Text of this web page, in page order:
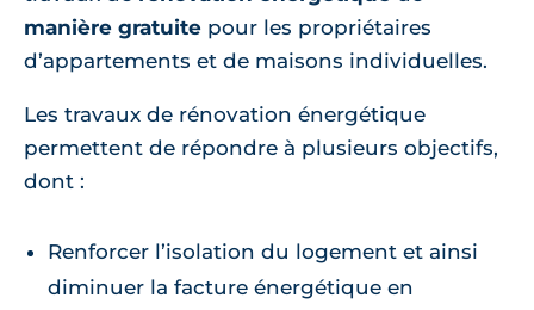
manière gratuite pour les propriétaires
d’appartements et de maisons individuelles.
Les travaux de rénovation énergétique
permettent de répondre à plusieurs objectifs,
dont :
Renforcer l’isolation du logement et ainsi
diminuer la facture énergétique en